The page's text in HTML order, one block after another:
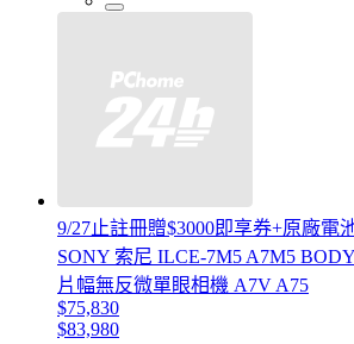
9/27止註冊贈$3000即享券+原廠電
SONY 索尼 ILCE-7M5 A7M5
片幅無反微單眼相機 A7V A75
$75,830
$83,980